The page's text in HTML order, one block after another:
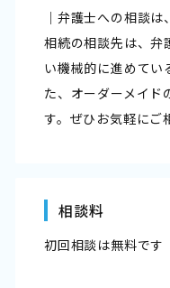
｜弁護士への相談
相続の相談先は、弁
い機械的に進めて
た、オーダーメイド
す。ぜひお気軽にご
相談料
初回相談は無料です